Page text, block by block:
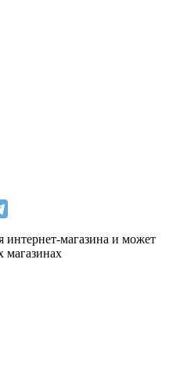
интернет-магазина и может
магазинах